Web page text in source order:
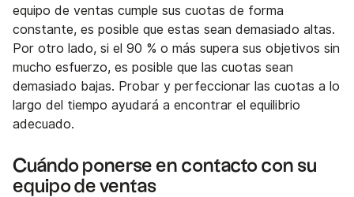
equipo de ventas cumple sus cuotas de forma
constante, es posible que estas sean demasiado altas.
Por otro lado, si el 90 % o más supera sus objetivos sin
mucho esfuerzo, es posible que las cuotas sean
demasiado bajas. Probar y perfeccionar las cuotas a lo
largo del tiempo ayudará a encontrar el equilibrio
adecuado.
Cuándo ponerse en contacto con su
equipo de ventas